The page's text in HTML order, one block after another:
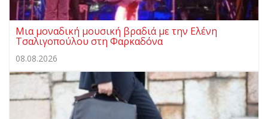
Μια μοναδική μουσική βραδιά με την Ελένη
Τσαλιγοπούλου στη Φαρκαδόνα
08.08.2026